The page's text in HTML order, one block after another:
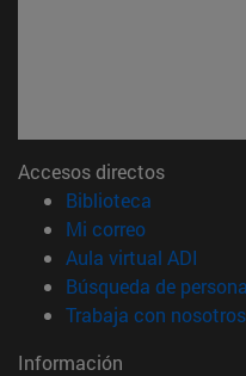
Accesos directos
Biblioteca
Mi correo(abre en
Aula virtual ADI
Búsqueda de
Trabaja con nosotros
Información